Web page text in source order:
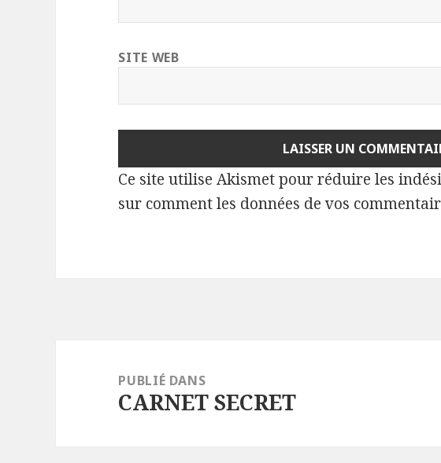
SITE WEB
Ce site utilise Akismet pour réduire les
sur comment les données de vos
l’article
PUBLIÉ DANS
CARNET SECRET